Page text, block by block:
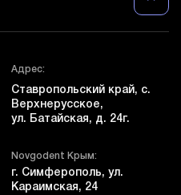
Адрес:
Ставропольский край, с.
Верхнерусское,
ул. Батайская, д. 24г.
Novgodent Крым:
г. Симферополь, ул.
Караимская, 24